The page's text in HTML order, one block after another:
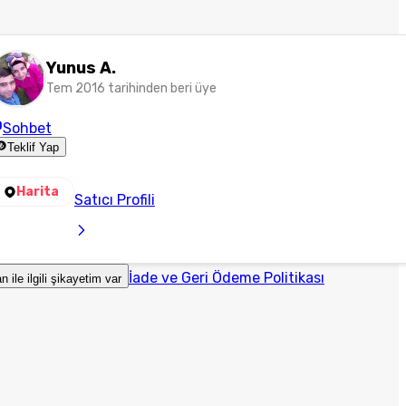
Yunus A.
Tem 2016 tarihinden beri üye
Sohbet
Teklif Yap
Harita Satıcı Profili
ile ilgili şikayetim var İade ve Geri Ödeme Politikası